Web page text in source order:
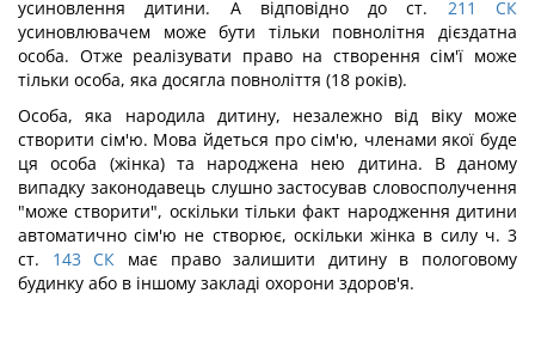
усиновлення дитини. А відповідно до ст. 211 СК
усиновлювачем може бути тільки повнолітня дієздатна
особа. Отже реалізувати право на створення сім'ї може
тільки особа, яка досягла повноліття (18 років).
Особа, яка народила дитину, незалежно від віку може
створити сім'ю. Мова йдеться про сім'ю, членами якої буде
ця особа (жінка) та народжена нею дитина. В даному
випадку законодавець слушно застосував словосполучення
"може створити", оскільки тільки факт народження дитини
автоматично сім'ю не створює, оскільки жінка в силу ч. 3
ст. 143 СК має право залишити дитину в пологовому
будинку або в іншому закладі охорони здоров'я.